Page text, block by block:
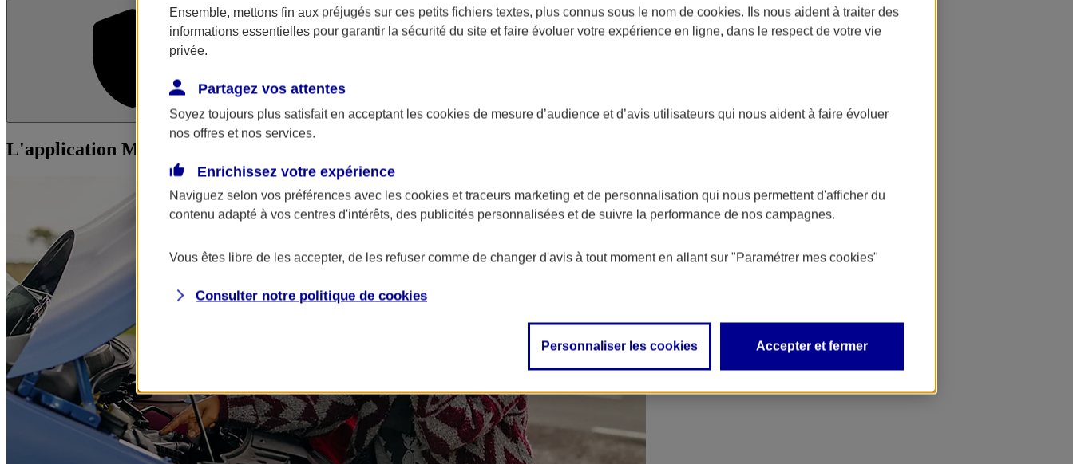
L'application Mon AXA Assurance L'application AXA Banque
L'application Mon AXA Assurance, tous vos contrats en poche !
Ensemble, mettons fin aux préjugés sur ces petits fichiers textes, plus connus sous le nom de cookies. Ils nous aident à traiter des
informations essentielles pour garantir la sécurité du site et faire évoluer votre expérience en ligne, dans le respect de votre vie
privée.
Partagez vos attentes
Soyez toujours plus satisfait en acceptant les cookies de mesure d’audience et d’avis utilisateurs qui nous aident à faire évoluer
nos offres et nos services.
Enrichissez votre expérience
Naviguez selon vos préférences avec les cookies et traceurs marketing et de personnalisation qui nous permettent d'afficher du
contenu adapté à vos centres d'intérêts, des publicités personnalisées et de suivre la performance de nos campagnes.
Vous êtes libre de les accepter, de les refuser comme de changer d'avis à tout moment en allant sur "Paramétrer mes cookies"
Consulter notre politique de cookies
Personnaliser les cookies Accepter et fermer